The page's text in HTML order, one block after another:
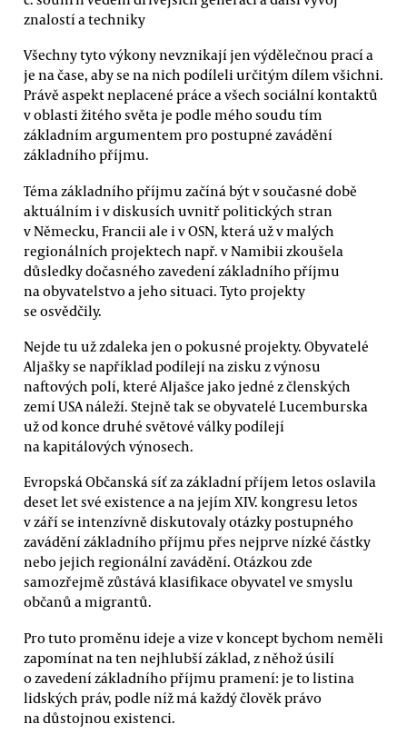
znalostí a techniky
Všechny tyto výkony nevznikají jen výdělečnou prací a
je na čase, aby se na nich podíleli určitým dílem všichni.
Právě aspekt neplacené práce a všech sociální kontaktů
v oblasti žitého světa je podle mého soudu tím
základním argumentem pro postupné zavádění
základního příjmu.
Téma základního příjmu začíná být v současné době
aktuálním i v diskusích uvnitř politických stran
v Německu, Francii ale i v OSN, která už v malých
regionálních projektech např. v Namibii zkoušela
důsledky dočasného zavedení základního příjmu
na obyvatelstvo a jeho situaci. Tyto projekty
se osvědčily.
Nejde tu už zdaleka jen o pokusné projekty. Obyvatelé
Aljašky se například podílejí na zisku z výnosu
naftových polí, které Aljašce jako jedné z členských
zemí USA náleží. Stejně tak se obyvatelé Lucemburska
už od konce druhé světové války podílejí
na kapitálových výnosech.
Evropská Občanská síť za základní příjem letos oslavila
deset let své existence a na jejím XIV. kongresu letos
v září se intenzívně diskutovaly otázky postupného
zavádění základního příjmu přes nejprve nízké částky
nebo jejich regionální zavádění. Otázkou zde
samozřejmě zůstává klasifikace obyvatel ve smyslu
občanů a migrantů.
Pro tuto proměnu ideje a vize v koncept bychom neměli
zapomínat na ten nejhlubší základ, z něhož úsilí
o zavedení základního příjmu pramení: je to listina
lidských práv, podle níž má každý člověk právo
na důstojnou existenci.